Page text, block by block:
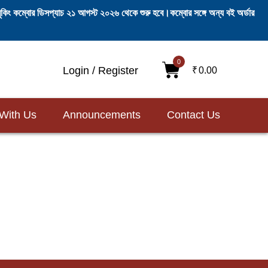
কম্বোর ডিসপ্যাচ ২১ আগস্ট ২০২৬ থেকে শুরু হবে।কম্বোর সঙ্গে অন্য বই অর্ডার
Login / Register
0
₹0.00
Us Announcements Contact Us